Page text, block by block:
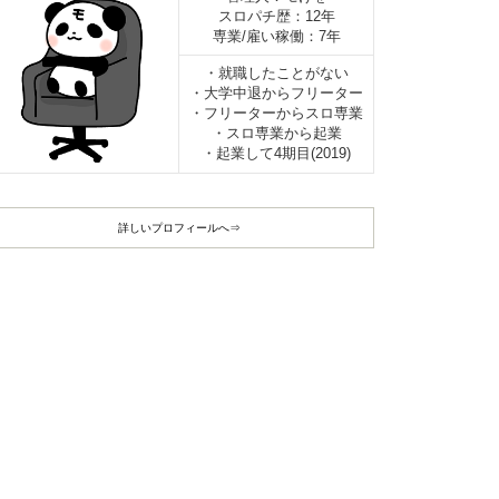
スロパチ歴：12年
専業/雇い稼働：7年
・就職したことがない
・大学中退からフリーター
・フリーターからスロ専業
・スロ専業から起業
・起業して4期目(2019)
詳しいプロフィールへ⇒